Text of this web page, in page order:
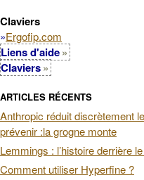
Claviers
»Ergofip.com
Liens d'aide
Claviers
ARTICLES RÉCENTS
Anthropic réduit discrètement
prévenir :la grogne monte
Lemmings : l’histoire derrière
Comment utiliser Hyperfine ?